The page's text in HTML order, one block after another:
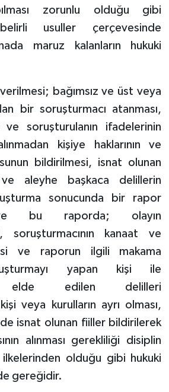
zorunlu olduğu gibi
usuller çerçevesinde
maruz kalanların hukuki
bağımsız ve üst veya
bir soruşturmacı atanması,
soruşturulanın ifadelerinin
kişiye haklarının ve
bildirilmesi, isnat olunan
aleyhe başkaca delillerin
sonucunda bir rapor
ve bu raporda; olayın
soruşturmacının kanaat ve
ve raporun ilgili makama
yapan kişi ile
elde edilen delilleri
veya kurulların ayrı olması,
isnat olunan fiiller bildirilerek
alınması gerekliliği disiplin
ilkelerinden olduğu gibi hukuki
gereğidir.